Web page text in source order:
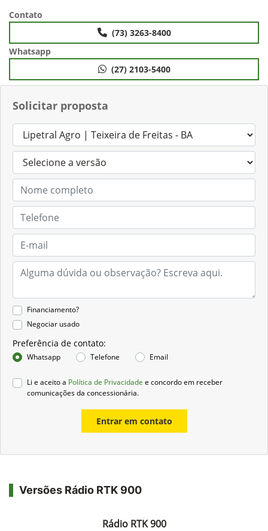
Solicitar proposta
Financiamento?
Negociar usado
Preferência de contato:
Whatsapp Telefone Email
Li e aceito a Política de Privacidade e concordo em receber
comunicações da concessionária.
Entrar em contato
Contato
(73) 3263-8400
Whatsapp
(27) 2103-5400
Versões Rádio RTK 900
Rádio RTK 900